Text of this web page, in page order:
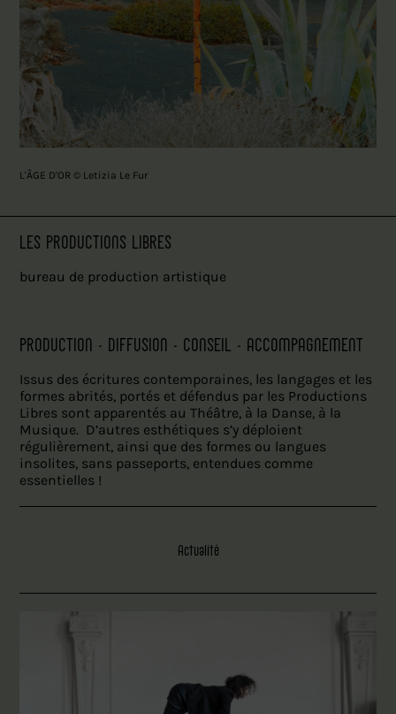
L'ÂGE D'OR © Letizia Le Fur
LES PRODUCTIONS LIBRES
bureau de production artistique
PRODUCTION - DIFFUSION - CONSEIL - ACCOMPAGNEMENT
Issus des écritures contemporaines, les langages et les
formes abrités, portés et défendus par les Productions
Libres sont apparentés au Théâtre, à la Danse, à la
Musique. D’autres esthétiques s’y déploient
régulièrement, ainsi que des formes ou langues
insolites, sans passeports, entendues comme
essentielles !
Actualité